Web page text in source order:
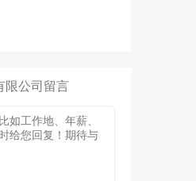
限公司留言